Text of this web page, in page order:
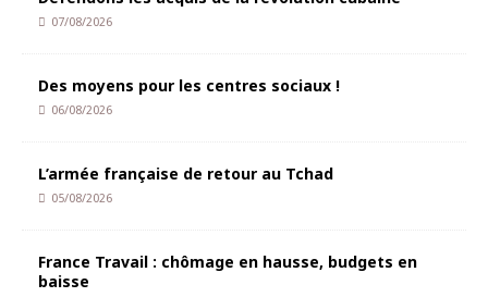
07/08/2026
Des moyens pour les centres sociaux !
06/08/2026
L’armée française de retour au Tchad
05/08/2026
France Travail : chômage en hausse, budgets en
baisse